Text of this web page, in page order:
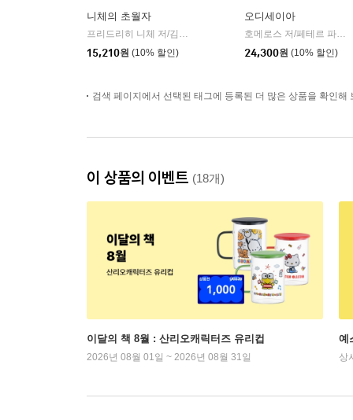
니체의 초월자
프리드리히 니체 저/김철 편역
15,210원 (10% 할인)
오디세이아
호메로스 저/페테르 파울 루벤스 그림/박문재 역
24,300원 (10% 할인)
검색 페이지에서 선택된 태그에 등록된 더 많은 상품을 확인해
이 상품의 이벤트 (18개)
이달의 책 8월 : 산리오캐릭터즈 유리컵
2026년 08월 01일 ~ 2026년 08월 31일
예
상